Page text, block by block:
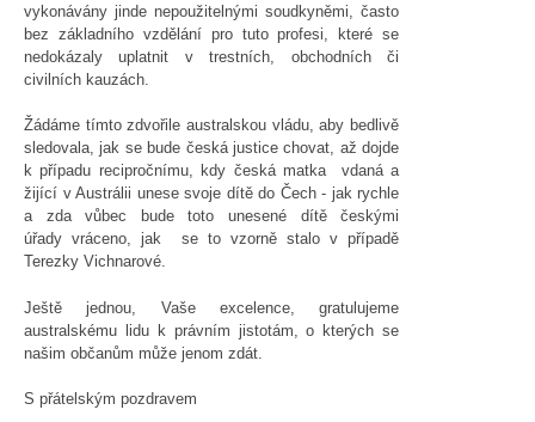
vykonávány jinde nepoužitelnými soudkyněmi, často
bez základního vzdělání pro tuto profesi, které se
nedokázaly uplatnit v trestních, obchodních či
civilních kauzách.
Žádáme tímto zdvořile australskou vládu, aby bedlivě
sledovala, jak se bude česká justice chovat, až dojde
k případu recipročnímu, kdy česká matka vdaná a
žijící v Austrálii unese svoje dítě do Čech - jak rychle
a zda vůbec bude toto unesené dítě českými
úřady vráceno, jak se to vzorně stalo v případě
Terezky Vichnarové.
Ještě jednou, Vaše excelence, gratulujeme
australskému lidu k právním jistotám, o kterých se
našim občanům může jenom zdát.
S přátelským pozdravem